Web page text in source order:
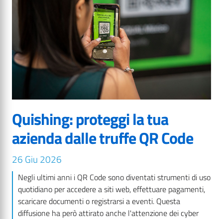
Quishing: proteggi la tua
azienda dalle truffe QR Code
26 Giu 2026
Negli ultimi anni i QR Code sono diventati strumenti di uso
quotidiano per accedere a siti web, effettuare pagamenti,
scaricare documenti o registrarsi a eventi. Questa
diffusione ha però attirato anche l'attenzione dei cyber